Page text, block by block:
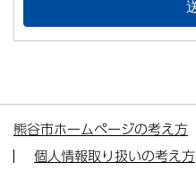
熊谷市ホームページの考え方
個人情報取り扱いの考え方